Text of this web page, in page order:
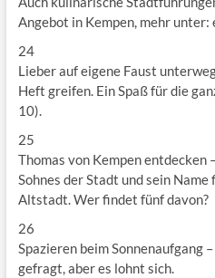
Angebot in Kempen, mehr unter:
24
Lieber auf eigene Faust
Heft greifen. Ein Spaß für die
10).
25
Thomas von Kempen entdecken
Sohnes der Stadt und sein
Altstadt. Wer findet fünf davon?
26
Spazieren beim Sonnenaufgang
gefragt, aber es lohnt sich.